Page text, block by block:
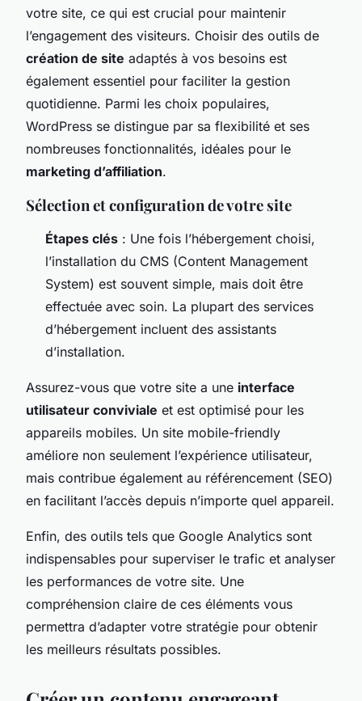
votre site, ce qui est crucial pour maintenir
l’engagement des visiteurs. Choisir des outils de
création de site adaptés à vos besoins est
également essentiel pour faciliter la gestion
quotidienne. Parmi les choix populaires,
WordPress se distingue par sa flexibilité et ses
nombreuses fonctionnalités, idéales pour le
marketing d’affiliation.
Sélection et configuration de votre site
Étapes clés : Une fois l’hébergement choisi,
l’installation du CMS (Content Management
System) est souvent simple, mais doit être
effectuée avec soin. La plupart des services
d’hébergement incluent des assistants
d’installation.
Assurez-vous que votre site a une interface
utilisateur conviviale et est optimisé pour les
appareils mobiles. Un site mobile-friendly
améliore non seulement l’expérience utilisateur,
mais contribue également au référencement (SEO)
en facilitant l’accès depuis n’importe quel appareil.
Enfin, des outils tels que Google Analytics sont
indispensables pour superviser le trafic et analyser
les performances de votre site. Une
compréhension claire de ces éléments vous
permettra d’adapter votre stratégie pour obtenir
les meilleurs résultats possibles.